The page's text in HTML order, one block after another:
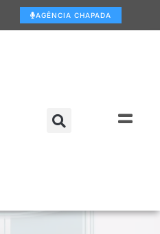
AGÊNCIA CHAPADA